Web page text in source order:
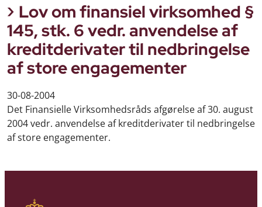
Lov om finansiel virksomhed §
145, stk. 6 vedr. anvendelse af
kreditderivater til nedbringelse
af store engagementer
30-08-2004
Det Finansielle Virksomhedsråds afgørelse af 30. august
2004 vedr. anvendelse af kreditderivater til nedbringelse
af store engagementer.